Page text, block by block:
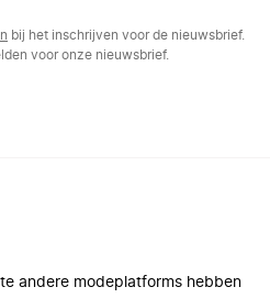
bij het inschrijven voor de nieuwsbrief.
voor onze nieuwsbrief.
andere modeplatforms hebben